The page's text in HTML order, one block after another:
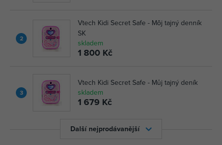
2
Vtech Kidi Secret Safe - Môj tajný denník
SK
skladem
1 800 Kč
3
Vtech Kidi Secret Safe - Můj tajný deník
skladem
1 679 Kč
Další nejprodávanější